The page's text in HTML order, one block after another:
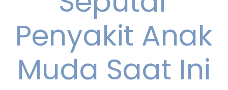
Penyakit Anak
Muda Saat Ini